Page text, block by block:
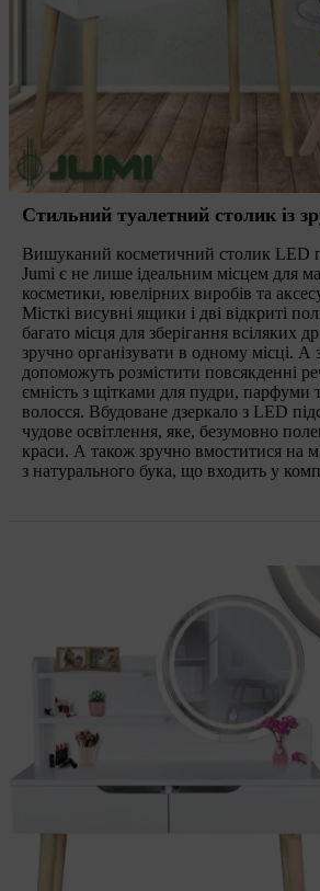
Стильний туалетний столик із
Вишуканий косметичний столик LED
Jumi є не лише ідеальним місцем для
косметики, ювелірних виробів та
Місткі висувні ящики і дві відкриті
багато місця для зберігання всіляких
зручно організувати в одному місці. А
допоможуть розмістити повсякденні
ємність з щітками для пудри, парфуми
волосся. Вбудоване дзеркало з LED
чудове освітлення, яке, безумовно
краси. А також зручно вмоститися на
з натурального бука, що входить у